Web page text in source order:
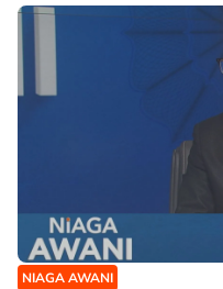
NIAGA AWANI